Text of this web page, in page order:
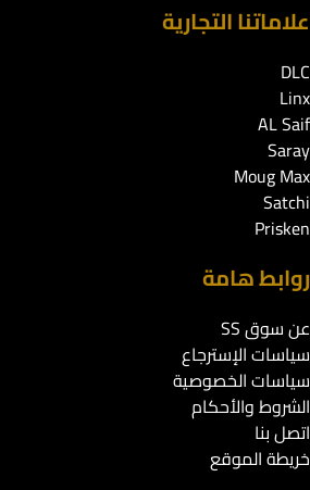
علاماتنا التجارية
DLC
Linx
AL Saif
Saray
Moug Max
Satchi
Prisken
روابط هامة
عن سوق SS
سياسات الإسترجاع
سياسات الخصوصية
الشروط والأحكام
اتصل بنا
خريطة الموقع